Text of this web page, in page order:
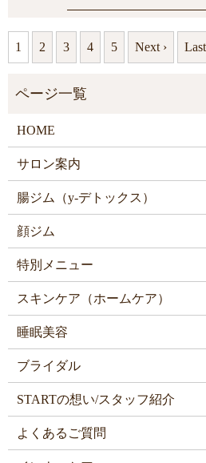
1 2 3 4 5 Next ›
HOME
サロン案内
腸ジム（y-デトックス）
顔ジム
特別メニュー
スキンケア（ホームケア）
睡眠美容
ブライダル
STARTの想い/スタッフ紹介
よくあるご質問